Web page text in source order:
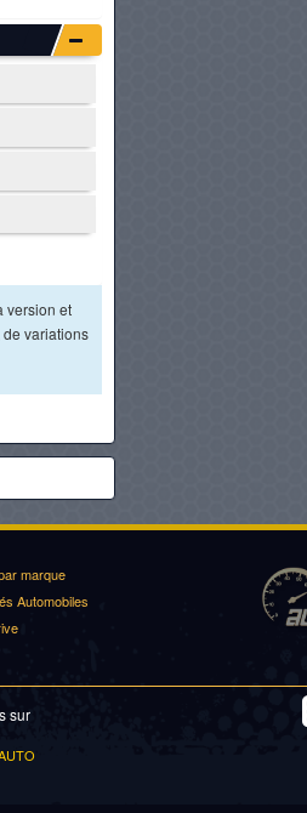
version et
variations
marque
Automobiles
sur